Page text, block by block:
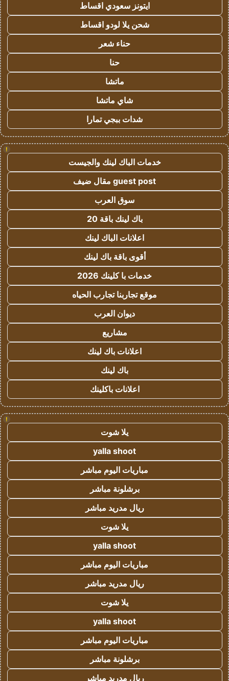
ايتونز سعودي اقساط
شحن يلا لودو اقساط
حناء شعر
حنا
ماتشا
شاي ماتشا
شدات ببجي تمارا
!
خدمات الباك لينك والجيست
guest post مقال ضيف
سوق العرب
باك لينك باقة 20
اعلانات الباك لينك
أقوى باقة باك لينك
خدمات با كلينك 2026
موقع تجاربنا تجارب الحياه
ديوان العرب
مشاريع
اعلانات باك لينك
باك لينك
اعلانات باكلينك
!
يلا شوت
yalla shoot
مباريات اليوم مباشر
برشلونة مباشر
ريال مدريد مباشر
يلا شوت
yalla shoot
مباريات اليوم مباشر
ريال مدريد مباشر
يلا شوت
yalla shoot
مباريات اليوم مباشر
برشلونة مباشر
ريال مدريد مباشر